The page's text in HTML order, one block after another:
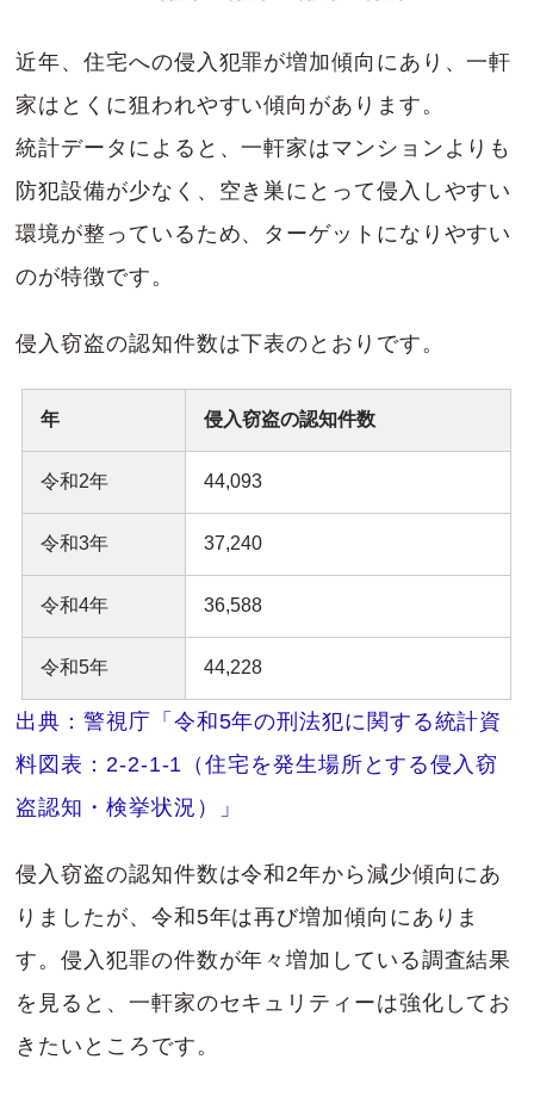
近年、住宅への侵入犯罪が増加傾向にあり、一軒
家はとくに狙われやすい傾向があります。
統計データによると、一軒家はマンションよりも
防犯設備が少なく、空き巣にとって侵入しやすい
環境が整っているため、ターゲットになりやすい
のが特徴です。
侵入窃盗の認知件数は下表のとおりです。
年 侵入窃盗の認知件数
令和2年 44,093
令和3年 37,240
令和4年 36,588
令和5年 44,228
出典：警視庁「令和5年の刑法犯に関する統計資
料図表：2-2-1-1（住宅を発生場所とする侵入窃
盗認知・検挙状況）」
侵入窃盗の認知件数は令和2年から減少傾向にあ
りましたが、令和5年は再び増加傾向にありま
す。侵入犯罪の件数が年々増加している調査結果
を見ると、一軒家のセキュリティーは強化してお
きたいところです。